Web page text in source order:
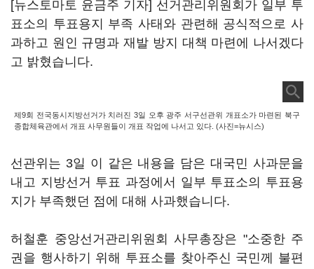
[뉴스토마토 윤금주 기자] 선거관리위원회가 일부 투
표소의 투표용지 부족 사태와 관련해 공식적으로 사
과하고 원인 규명과 재발 방지 대책 마련에 나서겠다
고 밝혔습니다.
제9회 전국동시지방선거가 치러진 3일 오후 광주 서구선관위 개표소가 마련된 북구
종합체육관에서 개표 사무원들이 개표 작업에 나서고 있다. (사진=뉴시스)
선관위는 3일 이 같은 내용을 담은 대국민 사과문을
내고 지방선거 투표 과정에서 일부 투표소의 투표용
지가 부족했던 점에 대해 사과했습니다.
허철훈 중앙선거관리위원회 사무총장은 "소중한 주
권을 행사하기 위해 투표소를 찾아주신 국민께 불편